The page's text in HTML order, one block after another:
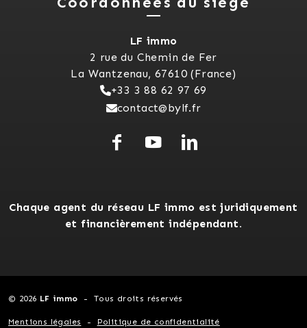
LF immo
2 rue du Chemin de Fer
La Wantzenau, 67610 (France)
+33 3 88 62 97 69
contact@bylf.fr
Chaque agent du réseau LF immo est juridiquement
et financièrement indépendant.
© 2026 LF immo Tous droits réservés
Mentions légales Politique de confidentialité